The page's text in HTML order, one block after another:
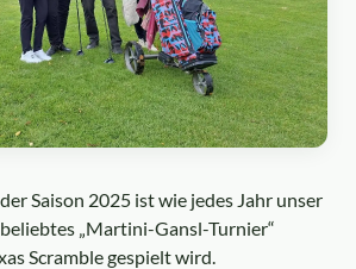
Saison 2025 ist wie jedes Jahr unser
„Martini-Gansl-Turnier“
Scramble gespielt wird.